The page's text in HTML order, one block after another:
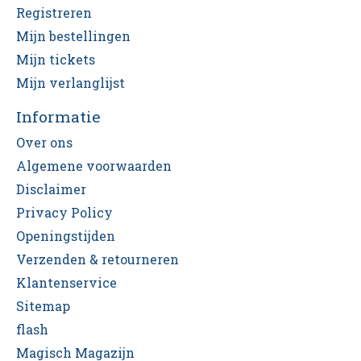
Registreren
Mijn bestellingen
Mijn tickets
Mijn verlanglijst
Informatie
Over ons
Algemene voorwaarden
Disclaimer
Privacy Policy
Openingstijden
Verzenden & retourneren
Klantenservice
Sitemap
flash
Magisch Magazijn